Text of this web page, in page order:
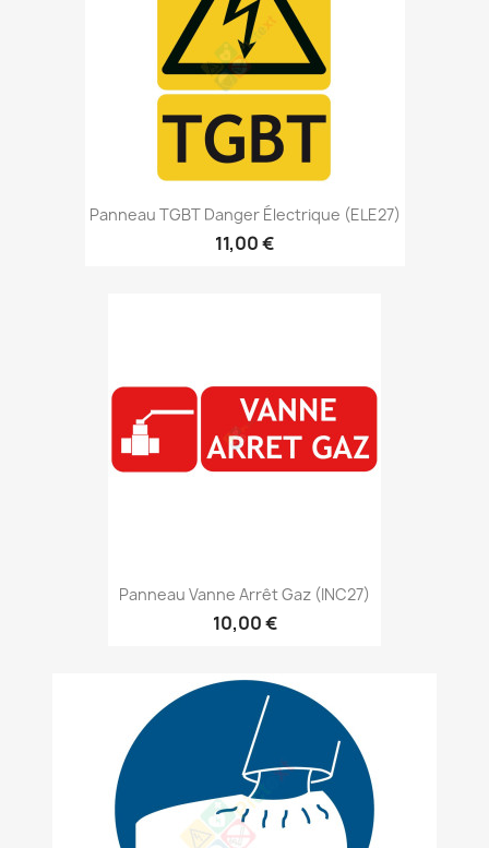
Panneau TGBT Danger Électrique (ELE27)
11,00 €
Panneau Vanne Arrêt Gaz (INC27)
10,00 €